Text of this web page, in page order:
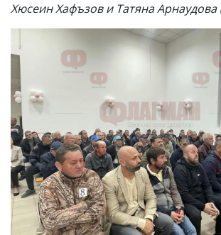
Хюсеин Хафъзов и Татяна Арнаудова